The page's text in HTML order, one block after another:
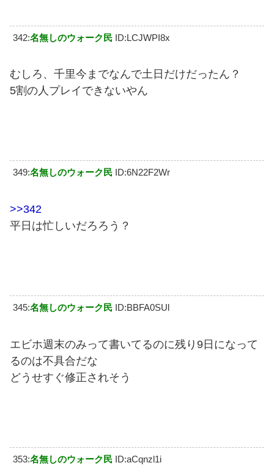
342:名無しのウォーク民 ID:LCJWPI8x
むしろ、千里今までなんで土日だけだったん？
5割の人プレイできないやん
349:名無しのウォーク民 ID:6N22F2Wr
>>342
平日は忙しいだろろう？
345:名無しのウォーク民 ID:BBFA0SUl
エビホ週末のみって書いてるのに残り9日になって
るのは不具合だな
どうせすぐ修正されそう
353:名無しのウォーク民 ID:aCqnzl1i